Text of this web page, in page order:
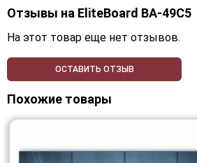
Отзывы на EliteBoard BA-49C5
На этот товар еще нет отзывов.
ОСТАВИТЬ ОТЗЫВ
Похожие товары